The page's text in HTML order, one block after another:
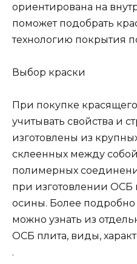
ориентирована на
поможет подобрать
технологию покрытия
Выбор краски
При покупке
учитывать свойства и
изготовлены из
склеенных между
полимерных
при изготовлении ОСБ
осины. Более подробно
можно узнать из
ОСБ плита, виды,
.